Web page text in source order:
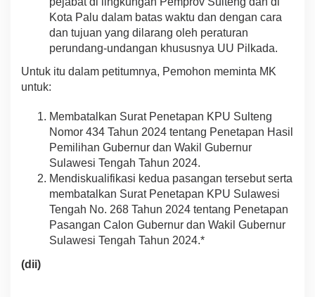
Kota Palu dalam batas waktu dan dengan cara
dan tujuan yang dilarang oleh peraturan
perundang-undangan khususnya UU Pilkada.
Untuk itu dalam petitumnya, Pemohon meminta MK
untuk:
Membatalkan Surat Penetapan KPU Sulteng
Nomor 434 Tahun 2024 tentang Penetapan Hasil
Pemilihan Gubernur dan Wakil Gubernur
Sulawesi Tengah Tahun 2024.
Mendiskualifikasi kedua pasangan tersebut serta
membatalkan Surat Penetapan KPU Sulawesi
Tengah No. 268 Tahun 2024 tentang Penetapan
Pasangan Calon Gubernur dan Wakil Gubernur
Sulawesi Tengah Tahun 2024.*
(dii)